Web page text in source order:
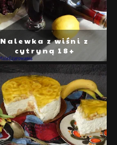
Nalewka z wiśni z
cytryną 18+